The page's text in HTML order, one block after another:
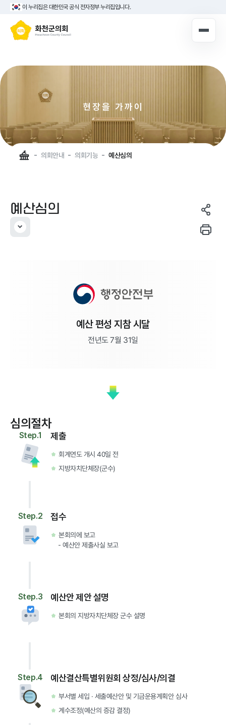
이 누리집은 대한민국 공식 전자정부 누리집입니다.
의회안내
의원광장
의장실
의회연혁
현장을 가까이
실천하는 화천군의회
의회안내 의회기능 예산심의
예산심의
예산 편성 지참 시달
전년도 7월 31일
심의절차
Step.1 제출
회계연도 개시 40일 전
지방자치단체장(군수)
Step.2 접수
본회의에 보고
예산안 제출사실 보고
Step.3 예산안 제안 설명
본회의 지방자치단체장 군수 설명
Step.4 예산결산특별위원회 상정/심사/의결
부서별 세입 · 세출예산안 및 기금운용계획안 심사
계수조정(예산의 증감 결정)